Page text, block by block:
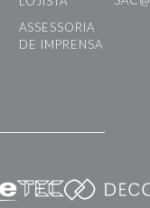
ASSESSORIA
DE IMPRENSA